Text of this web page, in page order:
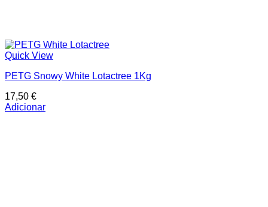
Quick View
PETG Snowy White Lotactree 1Kg
17,50 €
Adicionar